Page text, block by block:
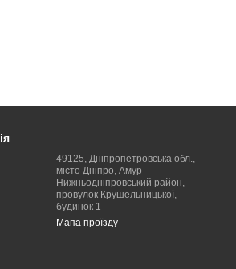
49125, Дніпропетровська обл.,
місто Дніпро, Амур-
Нижньодніпровський район,
провулок Крушельницької,
будинок 1
Мапа проїзду